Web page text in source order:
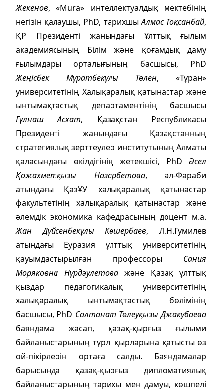
Жекенов, «Mura» интеллектуалдық мектебінің
негізін қалаушы, PhD, тарихшыАлмас Тоқсанбай,
ҚР Президенті жанындағы Ұлттық ғылым
академиясының Білім және қоғамдық даму
ғылымдары орталығының басшысы, PhD
Жеңісбек Мұратбекұлы Төлен, «Тұран»
университетінің Халықаралық қатынастар және
ынтымақтастық департаментінің басшысы
Гүлнаш Асхат, Қазақстан Республикасы
Президенті жанындағы Қазақстанның
стратегиялық зерттеулер институтының Алматы
қаласындағы өкілдігінің жетекшісі, PhD Әсел
Қожахметқызы Назарбетова, әл-Фараби
атындағы ҚазҰУ халықаралық қатынастар
факультетінің халықаралық қатынастар және
әлемдік экономика кафедрасының доцент м.а.
Жан Дүйсенбекұлы Көшербаев, Л.Н.Гумилев
атындағы Еуразия ұлттық университетінің
қауымдастырылған профессоры Сания
Моряковна Нұрдәулетоважәне Қазақ ұлттық
қыздар педагогикалық университетінің
халықаралық ынтымақтастық бөлімінің
басшысы, PhD Салтанат Төлеуқызы Джакубаева
баяндама жасап, қазақ-қырғыз ғылыми
байланыстарының түрлі қырларына қатысты өз
ой-пікірлерін ортаға салды. Баяндамалар
барысында қазақ-қырғыз дипломатиялық
байланыстарының тарихы мен дамуы, көшпелі